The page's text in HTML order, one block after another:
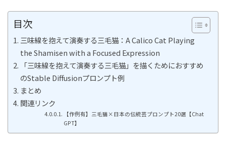
目次
三味線を抱えて演奏する三毛猫：A Calico Cat Playing
the Shamisen with a Focused Expression
「三味線を抱えて演奏する三毛猫」を描くためにおすすめ
のStable Diffusionプロンプト例
まとめ
関連リンク
【作例有】三毛猫×日本の伝統芸プロンプト20選【Chat
GPT】